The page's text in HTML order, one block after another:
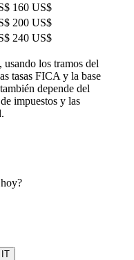
160 US$
200 US$
240 US$
los tramos del
tasas FICA y la base
depende del
impuestos y las
IT